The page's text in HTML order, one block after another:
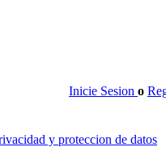
Inicie Sesion o
y proteccion de datos